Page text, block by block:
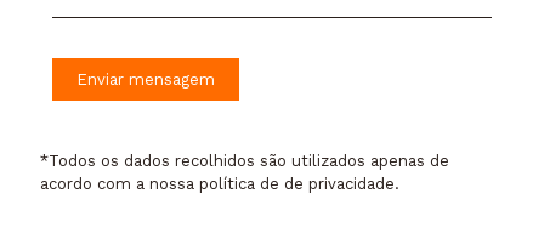
*Todos os dados recolhidos são utilizados apenas de
acordo com a nossa política de de privacidade.